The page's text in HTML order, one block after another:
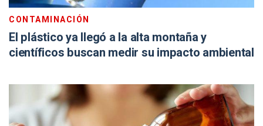
CONTAMINACIÓN
El plástico ya llegó a la alta montaña y
científicos buscan medir su impacto ambiental